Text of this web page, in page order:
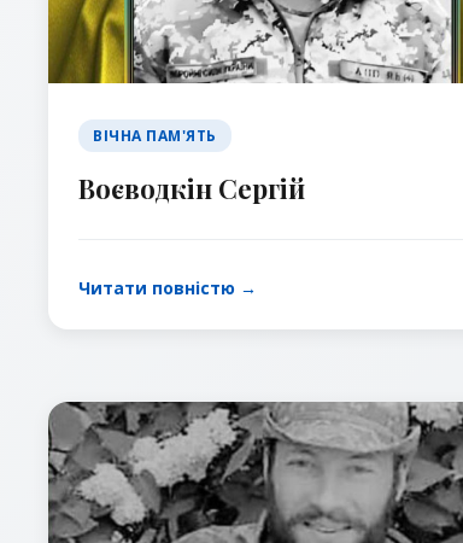
ВІЧНА ПАМ'ЯТЬ
Воєводкін Сергій
Читати повністю →